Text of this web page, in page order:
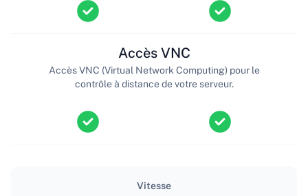
Accès VNC
Accès VNC (Virtual Network Computing) pour le
contrôle à distance de votre serveur.
Vitesse